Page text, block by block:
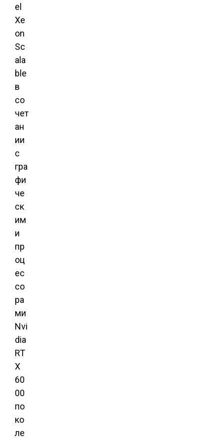
el
Xe
on
Sc
ala
ble
в
со
чет
ан
ии
с
гра
фи
че
ск
им
и
пр
оц
ес
со
ра
ми
Nvi
dia
RT
X
60
00
по
ко
ле